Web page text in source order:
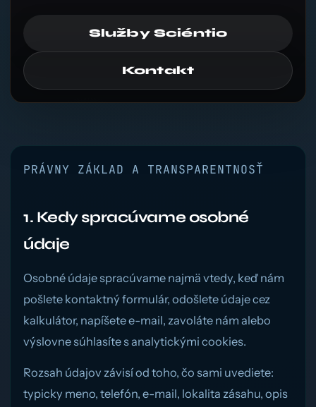
Služby Sciéntio
Kontakt
PRÁVNY ZÁKLAD A TRANSPARENTNOSŤ
1. Kedy spracúvame osobné
údaje
Osobné údaje spracúvame najmä vtedy, keď nám
pošlete kontaktný formulár, odošlete údaje cez
kalkulátor, napíšete e-mail, zavoláte nám alebo
výslovne súhlasíte s analytickými cookies.
Rozsah údajov závisí od toho, čo sami uvediete:
typicky meno, telefón, e-mail, lokalita zásahu, opis